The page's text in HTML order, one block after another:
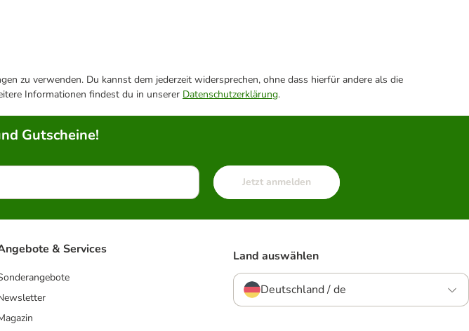
zu verwenden. Du kannst dem jederzeit widersprechen, ohne dass hierfür andere als die
Informationen findest du in unserer Datenschutzerklärung.
Gutscheine!
Jetzt anmelden
& Services Land auswählen
Deutschland / de